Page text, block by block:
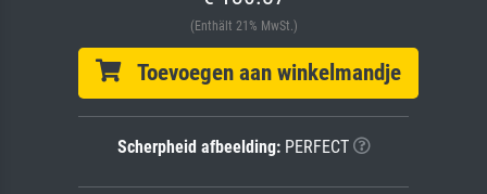
(Enthält 21% MwSt.)
Toevoegen aan winkelmandje
Scherpheid afbeelding:PERFECT